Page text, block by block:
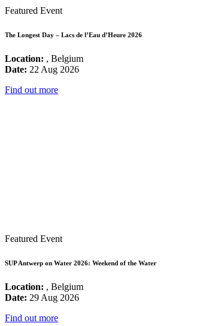
Featured Event
The Longest Day – Lacs de l’Eau d’Heure 2026
Location: , Belgium
Date: 22 Aug 2026
Find out more
Featured Event
SUP Antwerp on Water 2026: Weekend of the Water
Location: , Belgium
Date: 29 Aug 2026
Find out more